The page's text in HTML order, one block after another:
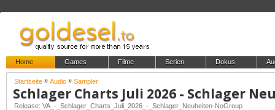
Home Games Filme Serien Dokus
Startseite » Audio » Sampler
Schlager Charts Juli 2026 - Schlager
Release: VA_-_Schlager_Charts_Juli_2026_-_Schlager_Neuheiten-NoGroup